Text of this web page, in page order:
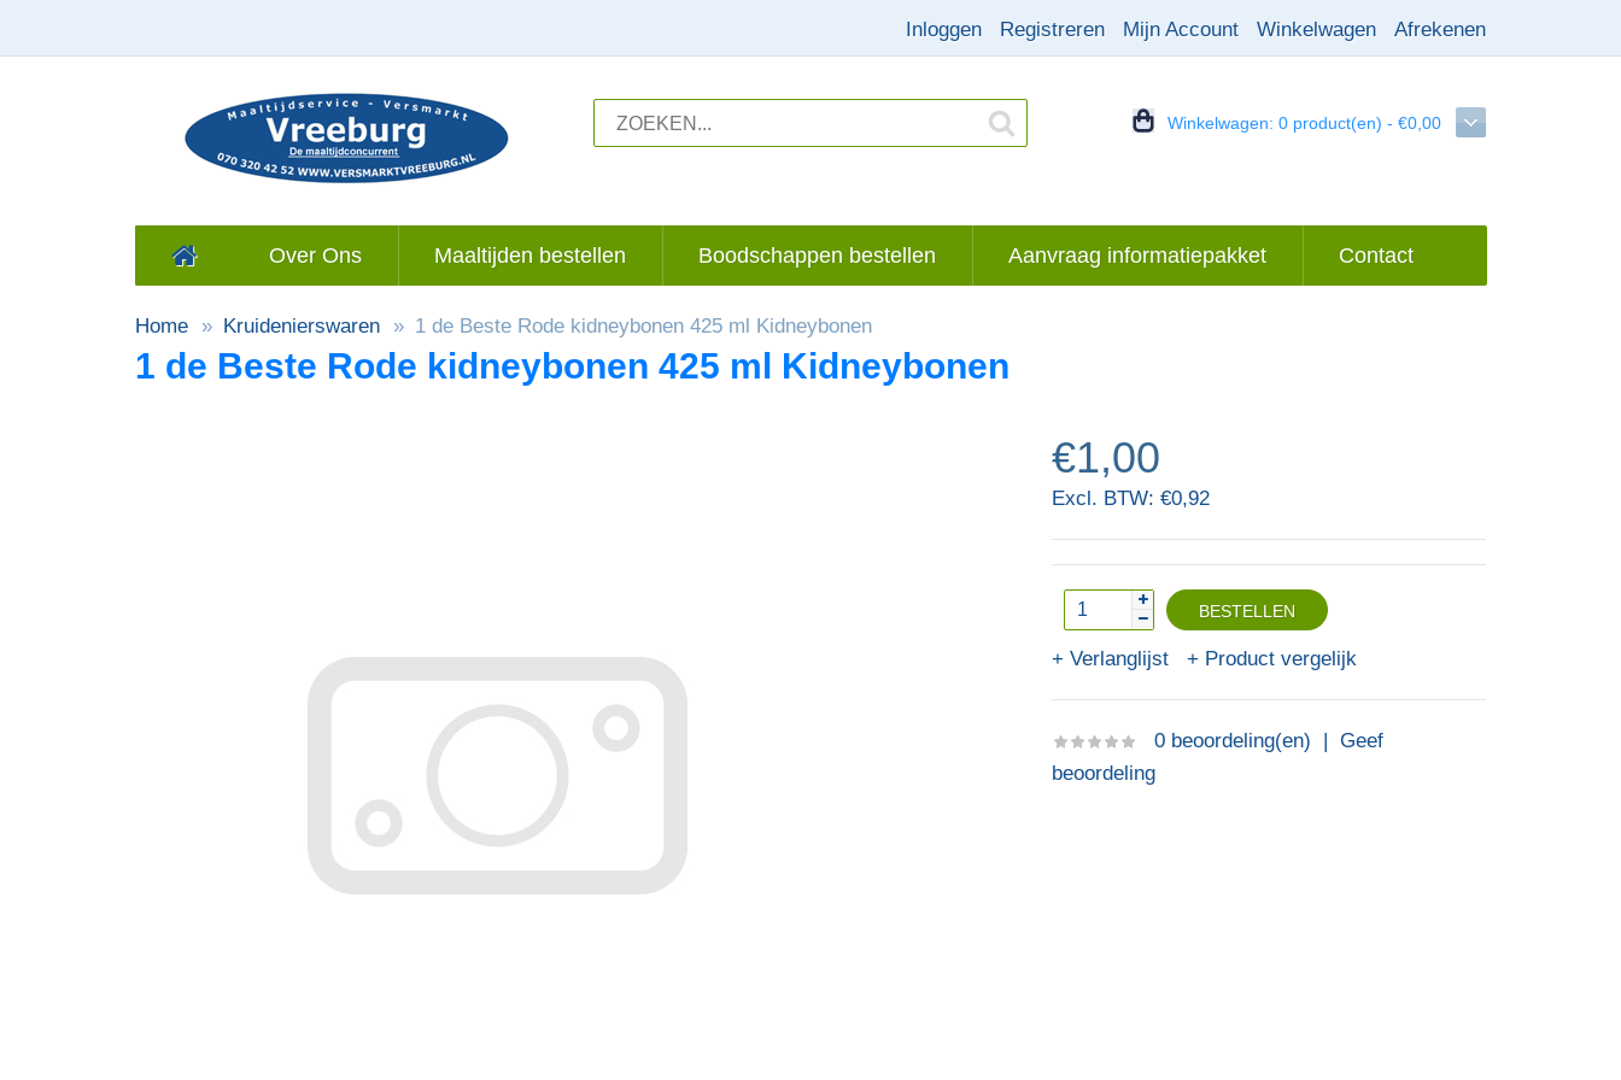
Inloggen Registreren Mijn Account Winkelwagen Afrekenen
Winkelwagen: 0 product(en) - €0,00
Over Ons Maaltijden bestellen Boodschappen bestellen Aanvraag informatiepakket Contact
Home Kruidenierswaren 1 de Beste Rode kidneybonen 425 ml Kidneybonen
1 de Beste Rode kidneybonen 425 ml Kidneybonen
€1,00
Excl. BTW: €0,92
Verlanglijst Product vergelijk
0 beoordeling(en) |Geef
beoordeling